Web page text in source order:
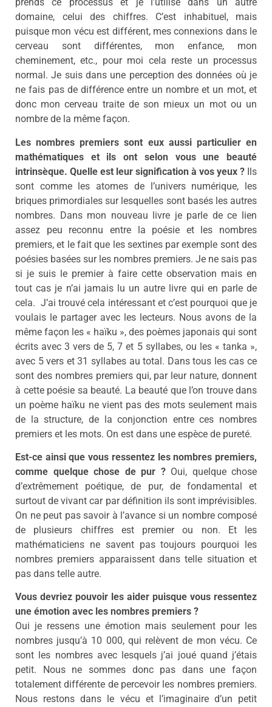
domaine, celui des chiffres. C’est inhabituel, mais
puisque mon vécu est différent, mes connexions dans le
cerveau sont différentes, mon enfance, mon
cheminement, etc., pour moi cela reste un processus
normal. Je suis dans une perception des données où je
ne fais pas de différence entre un nombre et un mot, et
donc mon cerveau traite de son mieux un mot ou un
nombre de la même façon.
Les nombres premiers sont eux aussi particulier en
mathématiques et ils ont selon vous une beauté
intrinsèque. Quelle est leur signification à vos yeux ? Ils
sont comme les atomes de l’univers numérique, les
briques primordiales sur lesquelles sont basés les autres
nombres. Dans mon nouveau livre je parle de ce lien
assez peu reconnu entre la poésie et les nombres
premiers, et le fait que les sextines par exemple sont des
poésies basées sur les nombres premiers. Je ne sais pas
si je suis le premier à faire cette observation mais en
tout cas je n’ai jamais lu un autre livre qui en parle de
cela. J’ai trouvé cela intéressant et c’est pourquoi que je
voulais le partager avec les lecteurs. Nous avons de la
même façon les « haïku », des poèmes japonais qui sont
écrits avec 3 vers de 5, 7 et 5 syllabes, ou les « tanka »,
avec 5 vers et 31 syllabes au total. Dans tous les cas ce
sont des nombres premiers qui, par leur nature, donnent
à cette poésie sa beauté. La beauté que l’on trouve dans
un poème haïku ne vient pas des mots seulement mais
de la structure, de la conjonction entre ces nombres
premiers et les mots. On est dans une espèce de pureté.
Est-ce ainsi que vous ressentez les nombres premiers,
comme quelque chose de pur ? Oui, quelque chose
d’extrêmement poétique, de pur, de fondamental et
surtout de vivant car par définition ils sont imprévisibles.
On ne peut pas savoir à l’avance si un nombre composé
de plusieurs chiffres est premier ou non. Et les
mathématiciens ne savent pas toujours pourquoi les
nombres premiers apparaissent dans telle situation et
pas dans telle autre.
Vous devriez pouvoir les aider puisque vous ressentez
une émotion avec les nombres premiers ?
Oui je ressens une émotion mais seulement pour les
nombres jusqu’à 10 000, qui relèvent de mon vécu. Ce
sont les nombres avec lesquels j’ai joué quand j’étais
petit. Nous ne sommes donc pas dans une façon
totalement différente de percevoir les nombres premiers.
Nous restons dans le vécu et l’imaginaire d’un petit